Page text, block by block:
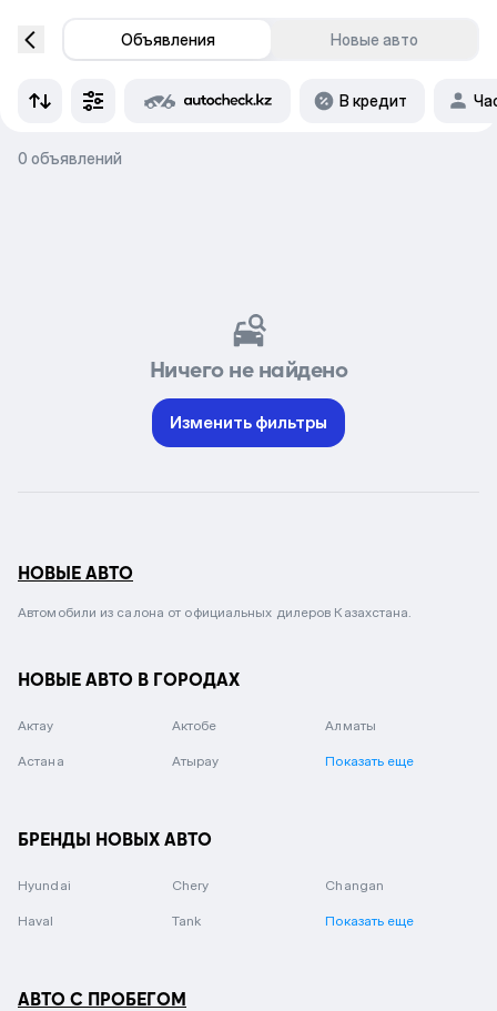
Объявления Новые авто
В кредит
0 объявлений
Ничего не найдено
Изменить фильтры
НОВЫЕ АВТО
Автомобили из салона от официальных дилеров Казахстана.
НОВЫЕ АВТО В ГОРОДАХ
Актау Актобе Алматы
Астана Атырау Показать еще
БРЕНДЫ НОВЫХ АВТО
Hyundai Chery Changan
Haval Tank Показать еще
АВТО С ПРОБЕГОМ